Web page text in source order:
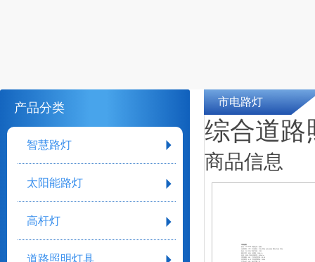
产品分类
智慧路灯
太阳能路灯
高杆灯
道路照明灯具
市电路灯
综合道路
商品信息